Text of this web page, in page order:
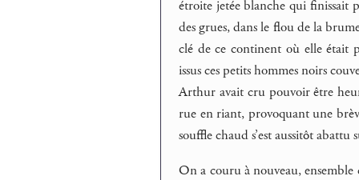
étroite jetée blanche qui finissait
des grues, dans le flou de la
clé de ce continent où elle était
issus ces petits hommes noirs
Arthur avait cru pouvoir être
rue en riant, provoquant une
souffle chaud s’est aussitôt
On a couru à nouveau,